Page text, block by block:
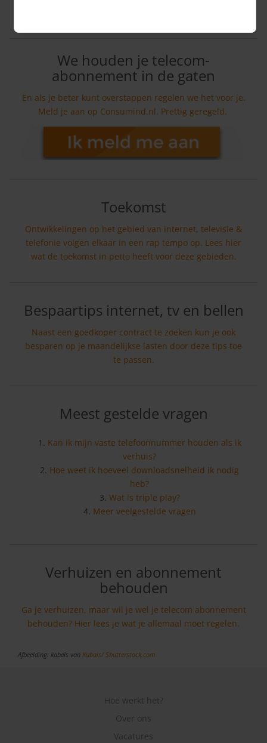
We houden je telecom-
abonnement in de gaten
En als je beter kunt overstappen regelen we het voor je.
Meld je aan op Consumind.nl. Prettig geregeld.
Toekomst
Ontwikkelingen op het gebied van internet, televisie &
telefonie volgen elkaar in een rap tempo op. Lees hier
wat de toekomst in petto heeft voor deze gebieden.
Bespaartips internet, tv en bellen
Naast een goedkoper contract te zoeken kun je ook
besparen op je maandelijkse lasten door deze tips toe
te passen.
Meest gestelde vragen
Kan ik mijn vaste telefoonnummer houden als ik
verhuis?
Hoe weet ik hoeveel downloadsnelheid ik nodig
heb?
Wat is triple play?
Meer veelgestelde vragen
Verhuizen en abonnement
behouden
Ga je verhuizen, maar wil je wel je telecom abonnement
behouden? Hier lees je wat je allemaal moet regelen.
Afbeelding: kabels van Kubais/Shutterstock.com
Hoe werkt het?
Over ons
Vacatures